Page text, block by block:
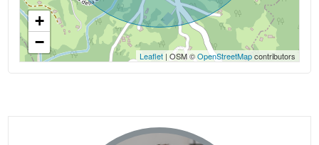
+
−
Leaflet| OSM ©OpenStreetMapcontributors